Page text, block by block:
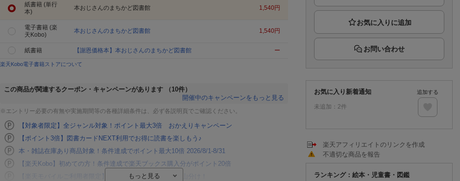
紙書籍 (単行
本)
本おじさんのまちかど図書館 1,540円
電子書籍 (楽
天Kobo)
本おじさんのまちかど図書館 1,540円
紙書籍 【謝恩価格本】本おじさんのまちかど図書館 ー
楽天Kobo電子書籍ストアについて
この商品が関連するクーポン・キャンペーンがあります
（10件）
開催中のキャンペーンをもっと見る
※エントリー必要の有無や実施期間等の各種詳細条件は、必ず各説明頁でご確認ください。
【対象者限定】全ジャンル対象！ポイント最大3倍 おかえりキャンペーン
【ポイント3倍】図書カードNEXT利用でお得に読書を楽しもう♪
本・雑誌在庫あり商品対象！条件達成でポイント最大10倍 2026/8/1-8/31
【楽天Kobo】初めての方！条件達成で楽天ブックス購入分がポイント20倍
【楽天モバイルご利用者限定】条件達成で100万ポイント山分け！
お問い合わせ
お気に入り新着通知
未追加： 2件
追加する
楽天アフィリエイトのリンクを作成
不適切な商品を報告
ランキング：絵本・児童書・図鑑